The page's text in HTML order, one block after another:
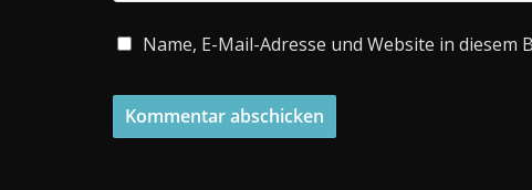
Name, E-Mail-Adresse und Website in